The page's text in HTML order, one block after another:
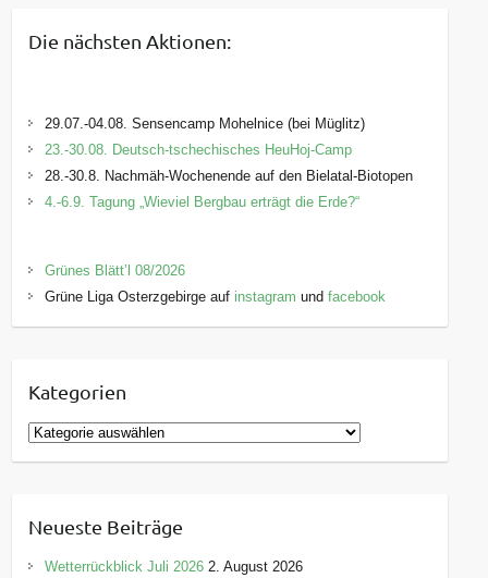
Die nächsten Aktionen:
29.07.-04.08. Sensencamp Mohelnice (bei Müglitz)
23.-30.08. Deutsch-tschechisches HeuHoj-Camp
28.-30.8. Nachmäh-Wochenende auf den Bielatal-Biotopen
4.-6.9. Tagung „Wieviel Bergbau erträgt die Erde?“
Grünes Blätt’l 08/2026
Grüne Liga Osterzgebirge auf instagram undfacebook
Kategorien
K
a
g
o
Neueste Beiträge
Wetterrückblick Juli 2026 2. August 2026